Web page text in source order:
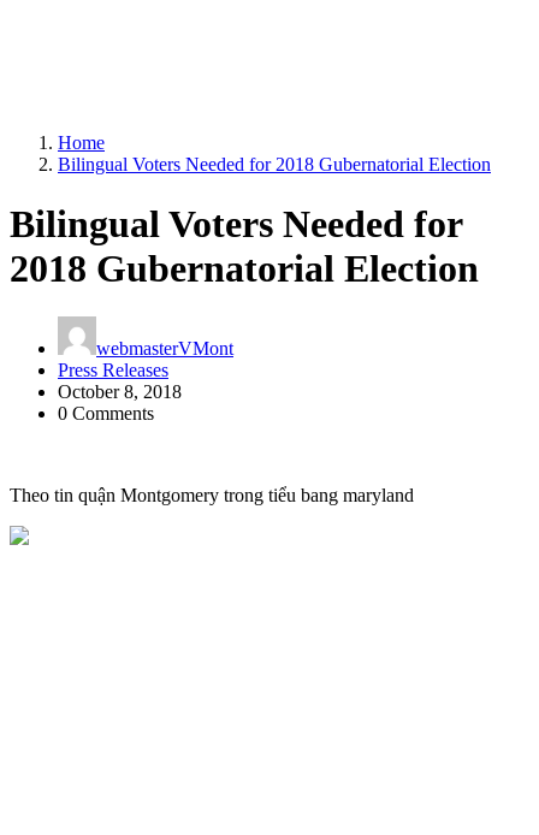
Home
Bilingual Voters Needed for 2018 Gubernatorial Election
Bilingual Voters Needed for
2018 Gubernatorial Election
webmasterVMont
Press Releases
October 8, 2018
0 Comments
Theo tin quận Montgomery trong tiểu bang maryland